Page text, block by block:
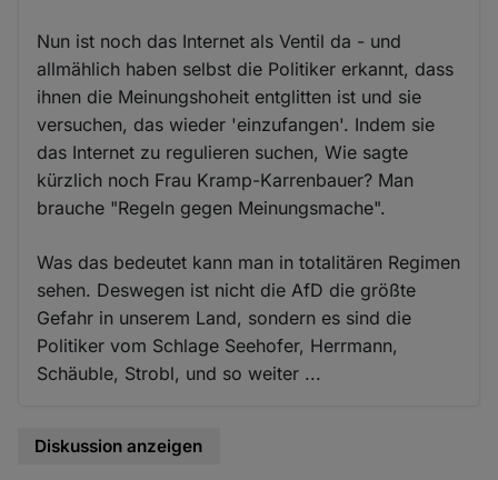
Nun ist noch das Internet als Ventil da - und
allmählich haben selbst die Politiker erkannt, dass
ihnen die Meinungshoheit entglitten ist und sie
versuchen, das wieder 'einzufangen'. Indem sie
das Internet zu regulieren suchen, Wie sagte
kürzlich noch Frau Kramp-Karrenbauer? Man
brauche "Regeln gegen Meinungsmache".
Was das bedeutet kann man in totalitären Regimen
sehen. Deswegen ist nicht die AfD die größte
Gefahr in unserem Land, sondern es sind die
Politiker vom Schlage Seehofer, Herrmann,
Schäuble, Strobl, und so weiter ...
Diskussion anzeigen